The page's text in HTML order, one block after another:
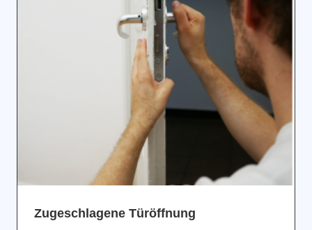
Zugeschlagene Türöffnung